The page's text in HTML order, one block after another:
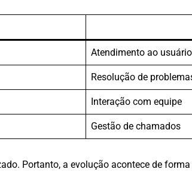
Atendimento ao usuário
Resolução de
Interação com equipe
Gestão de chamados
Portanto, a evolução acontece de